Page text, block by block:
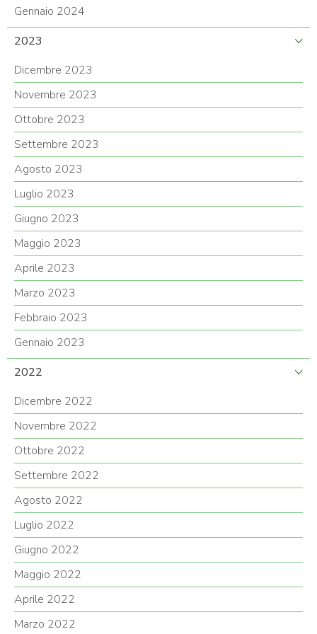
Gennaio 2024
2023
Dicembre 2023
Novembre 2023
Ottobre 2023
Settembre 2023
Agosto 2023
Luglio 2023
Giugno 2023
Maggio 2023
Aprile 2023
Marzo 2023
Febbraio 2023
Gennaio 2023
2022
Dicembre 2022
Novembre 2022
Ottobre 2022
Settembre 2022
Agosto 2022
Luglio 2022
Giugno 2022
Maggio 2022
Aprile 2022
Marzo 2022